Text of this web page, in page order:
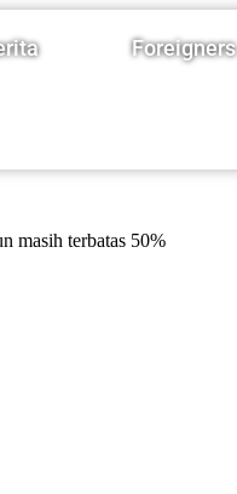
Foreigners
masih terbatas 50%